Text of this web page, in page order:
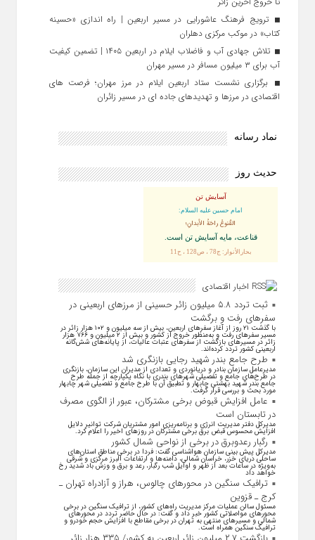
ترویج فرهنگ عاشورایی در مسیر اربعین | راه‌ اندازی «حسینه
کتاب» در موکب مرکزی دهلران
تلاش جهادی آب و فاضلاب ایلام در اربعین ۱۴۰۵ | تضمین کیفیت
آب برای ۳ میلیون مسافر در مسیر مهران
برگزاری نشست ستاد اربعین ایلام در مرز مهران؛ فرصت‌ های
اقتصادی در مرزها و تهدیدهای جاده‌ ای در مسیر زائران
نماد رسانه
حدیث روز
آسایش تن
امام حسین علیه السلام:
القُنوعُ راحَةُ الأبدانِ؛
قناعت، مايه آسايش تن است.
بحارالأنوار: ج78 ، ص128 ، ح11
اخبار اقتصادی
ثبت تردد ۵.۸ میلیون زائر حسینی از مرزهای اربعینی در
سفرهای رفت و برگشت
با گذشت ۲۱ روز از آغاز سفرهای اربعین، بیش از سه میلیون و ۱۰۲ هزار زائر در
مسیر سفرهای رفت و به‌منظور خروج از کشور و بیش از ۲ میلیون و ۷۶۶ هزار
زائر در مسیرهای بازگشت از سفرهای عتبات عالیات، از پایانه‌های شش‌گانه
اربعینی کشور تردد کرده‌اند.
طرح جامع بندر شهید رجایی بازنگری شد
مدیرعامل سازمان بنادر و دریانوردی و تعدادی از مدیران این سازمان، بازنگری
در طرح‌های جامع و تفصیلی شهر‌های بندری با نگاه یکپارچه از جمله طرح
جامع بندر شهید بهشتی چابهار و تطبیق آن با طرح جامع و تفصیلی شهر چابهار
مورد بحث و بررسی قرار گرفت.
عامل افزایش قبوض برخی مشترکان، عبور از الگوی مصرف
در تابستان است
مدیرکل دفتر مدیریت انرژی و برنامه‌ریزی امور مشتریان شرکت توانیر دلایل
افزایش محسوس قبض برق برخی مشترکان در روزهای اخیر را اعلام کرد.
رگبار رعدوبرق در برخی از نواحی شمال کشور
مدیرکل پیش بینی سازمان هواشناسی گفت: فردا در برخی مناطق استان‌های
ساحلی دریای خزر، خراسان شمالی، دامنه‌ها و ارتفاعات البرز مرکزی و شرقی
به‌ویژه در ساعات بعد از ظهر و اوایل شب رگبار، رعد و برق و وزش باد شدید رخ
خواهد داد
ترافیک سنگین در محورهای چالوس، هراز و آزادراه تهران ـ
کرج ـ قزوین
مسئول سالن عملیات مرکز مدیریت راه‌های کشور، از ترافیک سنگین در برخی
محورهای مواصلاتی کشور خبر داد و گفت: در حال حاضر تردد در محورهای
شمالی و مسیرهای منتهی به تهران در برخی مقاطع با افزایش حجم خودرو و
ترافیک سنگین همراه است.